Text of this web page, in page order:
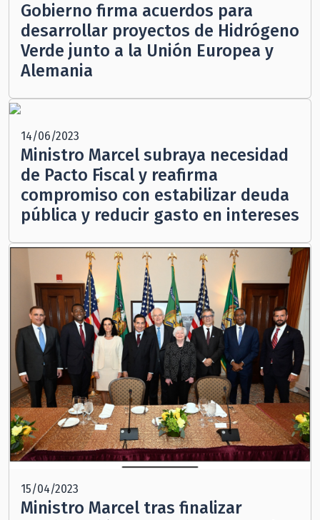
Gobierno firma acuerdos para
desarrollar proyectos de Hidrógeno
Verde junto a la Unión Europea y
Alemania
14/06/2023
Ministro Marcel subraya necesidad
de Pacto Fiscal y reafirma
compromiso con estabilizar deuda
pública y reducir gasto en intereses
15/04/2023
Ministro Marcel tras finalizar